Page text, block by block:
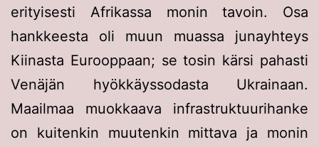
erityisesti Afrikassa monin tavoin. Osa
hankkeesta oli muun muassa junayhteys
Kiinasta Eurooppaan; se tosin kärsi pahasti
Venäjän hyökkäyssodasta Ukrainaan.
Maailmaa muokkaava infrastruktuurihanke
on kuitenkin muutenkin mittava ja monin